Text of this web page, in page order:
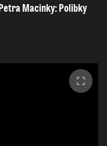
Macinky: Polibky